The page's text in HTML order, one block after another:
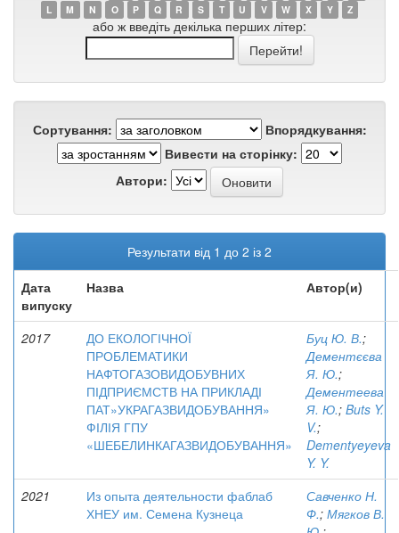
L
M N O P Q R S T U V W X Y Z
або ж введіть декілька перших літер:
Сортування:
Впорядкування:
Вивести на сторінку:
Автори:
Результати від 1 до 2 із 2
Дата
випуску
Назва Автор(и)
2017
ДО ЕКОЛОГІЧНОЇ
ПРОБЛЕМАТИКИ
НАФТОГАЗОВИДОБУВНИХ
ПІДПРИЄМСТВ НА ПРИКЛАДІ
ПАТ»УКРАГАЗВИДОБУВАННЯ»
ФІЛІЯ ГПУ
«ШЕБЕЛИНКАГАЗВИДОБУВАННЯ»
Буц Ю. В.;
Дементєєва
Я. Ю.;
Дементеева
Я. Ю.; Buts Y.
V.;
Dementyeyeva
Y. Y.
2021
Из опыта деятельности фаблаб
ХНЕУ им. Семена Кузнеца
Савченко Н.
Ф.; Мягков В.